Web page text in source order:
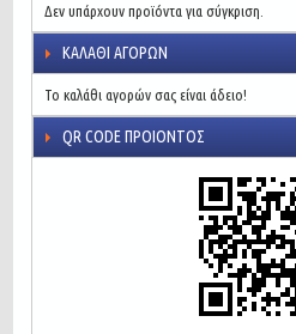
Δεν υπάρχουν προϊόντα για σύγκριση.
ΚΑΛΆΘΙ ΑΓΟΡΏΝ
Το καλάθι αγορών σας είναι άδειο!
QR CODE ΠΡΟΙΌΝΤΟΣ